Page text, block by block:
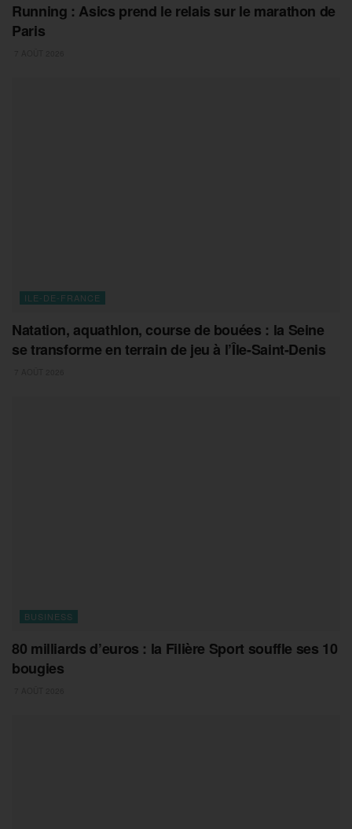
Running : Asics prend le relais sur le marathon de
Paris
ILE-DE-FRANCE
Natation, aquathlon, course de bouées : la Seine
se transforme en terrain de jeu à l’Île-Saint-Denis
BUSINESS
80 milliards d’euros : la Filière Sport souffle ses 10
bougies